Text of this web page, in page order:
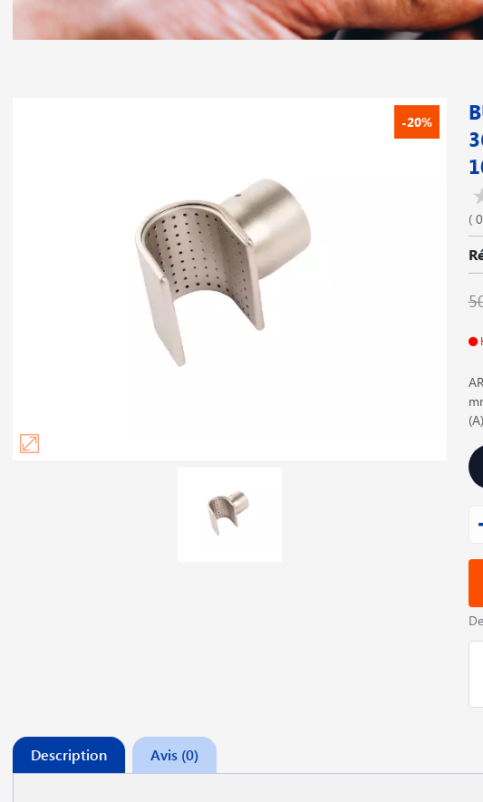
-20%
(
Description Avis (0)